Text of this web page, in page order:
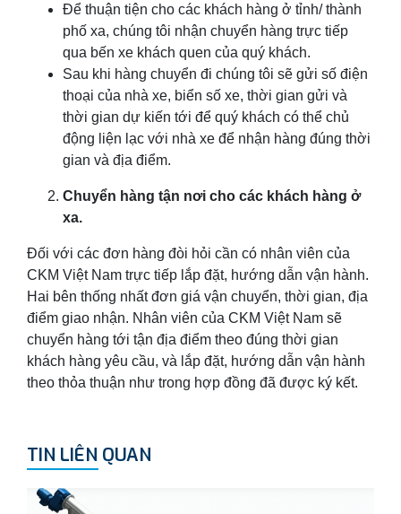
Để thuận tiện cho các khách hàng ở tỉnh/ thành
phố xa, chúng tôi nhận chuyển hàng trực tiếp
qua bến xe khách quen của quý khách.
Sau khi hàng chuyển đi chúng tôi sẽ gửi số điện
thoại của nhà xe, biển số xe, thời gian gửi và
thời gian dự kiến tới để quý khách có thể chủ
động liện lạc với nhà xe để nhận hàng đúng thời
gian và địa điểm.
Chuyển hàng tận nơi cho các khách hàng ở
xa.
Đối với các đơn hàng đòi hỏi cần có nhân viên của
CKM Việt Nam trực tiếp lắp đặt, hướng dẫn vận hành.
Hai bên thống nhất đơn giá vận chuyển, thời gian, địa
điểm giao nhận. Nhân viên của CKM Việt Nam sẽ
chuyển hàng tới tận địa điểm theo đúng thời gian
khách hàng yêu cầu, và lắp đặt, hướng dẫn vận hành
theo thỏa thuận như trong hợp đồng đã được ký kết.
TIN LIÊN QUAN